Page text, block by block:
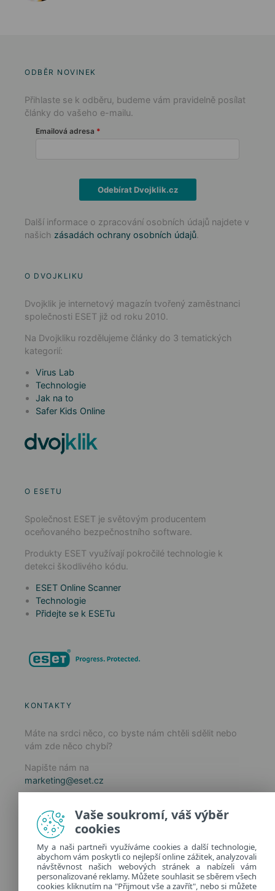
ODBĚR NOVINEK
Přihlaste se k odběru, budeme vám pravidelně posílat
články do vašeho e-mailu.
Emailová adresa
Odebírat Dvojklik.cz
Další informace o zpracování osobních údajů najdete v
našich zásadách ochrany osobních údajů.
O DVOJKLIKU
Dvojklik je internetový magazín tvořený zaměstnanci
společnosti ESET již od roku 2010.
Na Dvojkliku rozdělujeme články do 3 tematických
kategorií:
Virus Lab
Technologie
Jak na to
Safer Kids Online
O ESETU
Společnost ESET je světovým producentem
oceňovaného bezpečnostního software.
Produkty ESET využívají pokročilé technologie k
detekci škodlivého kódu.
ESET Online Scanner
Technologie
Přidejte se k ESETu
KONTAKTY
Máte na srdci něco, co byste nám chtěli sdělit nebo
vám zde něco chybí?
Napište nám na
marketing@eset.cz
Zásady ochrany osobních údajů
Spravovat cookies
Provozuje:
ESET software spol. s r.o.
Classic 7 Business Park, Jankovcova 1037/49
Vaše soukromí, váš výběr
cookies
My a naši partneři využíváme cookies a další technologie,
abychom vám poskytli co nejlepší online zážitek, analyzovali
návštěvnost našich webových stránek a nabízeli vám
personalizované reklamy. Můžete souhlasit se sběrem všech
cookies kliknutím na "Přijmout vše a zavřít", nebo si můžete